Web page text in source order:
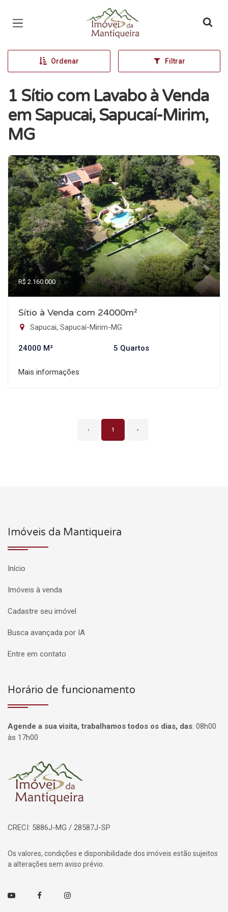
Página inicial
Ordenar Filtrar
1 Sítio com Lavabo à Venda
em Sapucai, Sapucaí-Mirim,
MG
R$ 2.160.000
Sítio à Venda com 24000m²
Sapucai, Sapucaí-Mirim-MG
24000 M² 5 Quartos
Mais informações
‹ 1 ›
Imóveis da Mantiqueira
Início
Imóveis à venda
Cadastre seu imóvel
Busca avançada por IA
Entre em contato
Horário de funcionamento
Agende a sua visita, trabalhamos todos os dias, das: 08h00
às 17h00
Página inicial
CRECI: 5886J-MG / 28587J-SP
Os valores, condições e disponibilidade dos imóveis estão sujeitos
a alterações sem aviso prévio.
Youtube FacebookInstagram